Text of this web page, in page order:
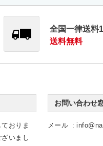
全国一律送料
送料無料
おりま
いまし
お問い合わせ
メール